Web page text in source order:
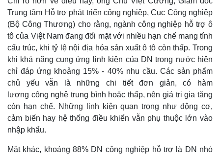
Trung tâm Hỗ trợ phát triển công nghiệp, Cục Công nghiệp
(Bộ Công Thương) cho rằng, ngành công nghiệp hỗ trợ ô
tô của Việt Nam đang đối mặt với nhiều hạn chế mang tính
cấu trúc, khi tỷ lệ nội địa hóa sản xuất ô tô còn thấp. Trong
khi khả năng cung ứng linh kiện của DN trong nước hiện
chỉ đáp ứng khoảng 15% - 40% nhu cầu. Các sản phẩm
chủ yếu vẫn là những chi tiết đơn giản, có hàm
lượng công nghệ trung bình hoặc thấp, nên giá trị gia tăng
còn hạn chế. Những linh kiện quan trọng như động cơ,
cảm biến hay hệ thống điều khiển vẫn phụ thuộc lớn vào
nhập khẩu.
Mặt khác, khoảng 88% DN công nghiệp hỗ trợ là DN nhỏ